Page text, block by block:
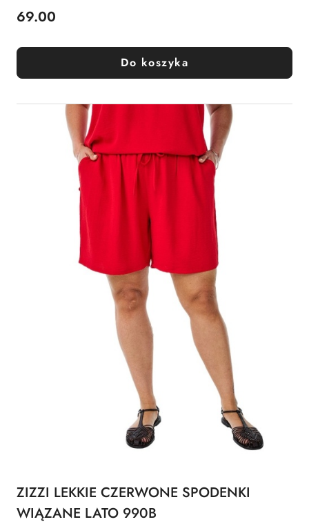
Cena:
69.00
Do koszyka
ZIZZI LEKKIE CZERWONE SPODENKI
WIĄZANE LATO 990B